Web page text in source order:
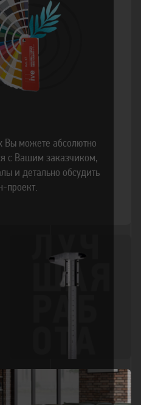
Вы можете абсолютно
с Вашим заказчиком,
и детально обсудить
проект.